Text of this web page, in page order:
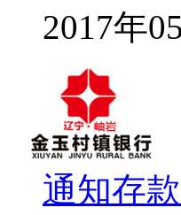
2017年
通知存款